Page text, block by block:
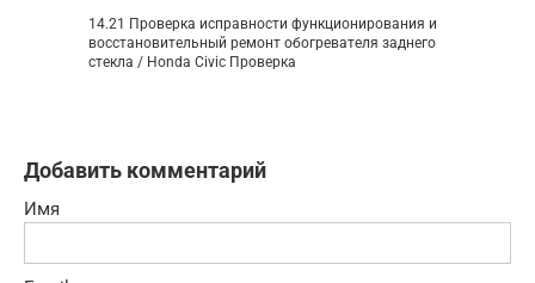
14.21 Проверка исправности функционирования и
восстановительный ремонт обогревателя заднего
стекла / Honda Civic Проверка
Добавить комментарий
Имя